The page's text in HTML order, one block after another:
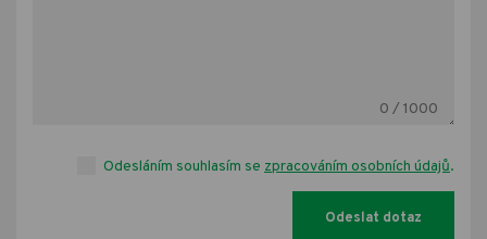
0 / 1000
Odesláním souhlasím se zpracováním osobních údajů.